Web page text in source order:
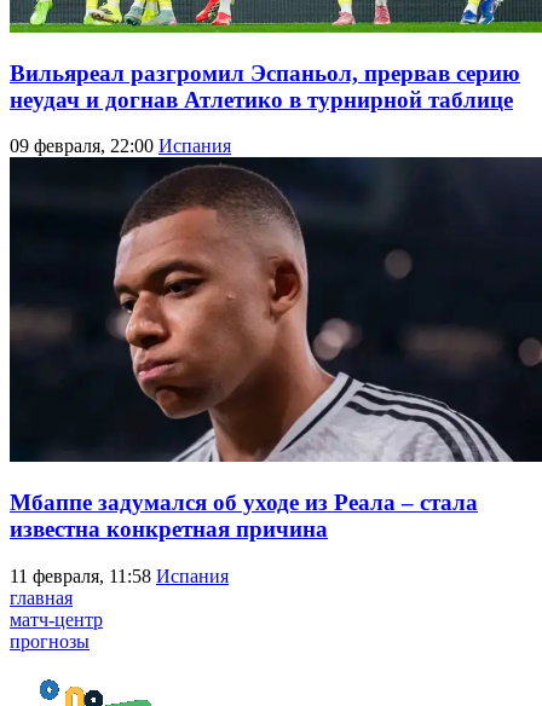
Вильяреал разгромил Эспаньол, прервав серию
неудач и догнав Атлетико в турнирной таблице
09 февраля, 22:00 Испания
Мбаппе задумался об уходе из Реала – стала
известна конкретная причина
11 февраля, 11:58 Испания
главная
матч-центр
прогнозы